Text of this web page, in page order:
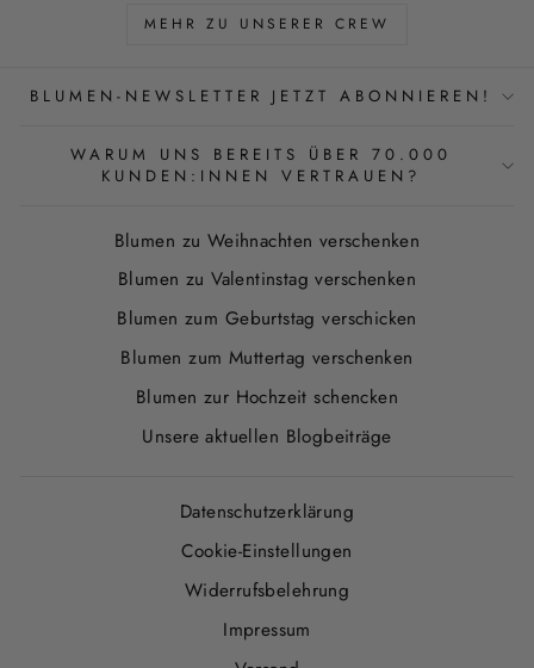
MEHR ZU UNSERER CREW
BLUMEN-NEWSLETTER JETZT ABONNIEREN!
WARUM UNS BEREITS ÜBER 70.000
KUNDEN:INNEN VERTRAUEN?
Blumen zu Weihnachten verschenken
Blumen zu Valentinstag verschenken
Blumen zum Geburtstag verschicken
Blumen zum Muttertag verschenken
Blumen zur Hochzeit schencken
Unsere aktuellen Blogbeiträge
Datenschutzerklärung
Cookie-Einstellungen
Widerrufsbelehrung
Impressum